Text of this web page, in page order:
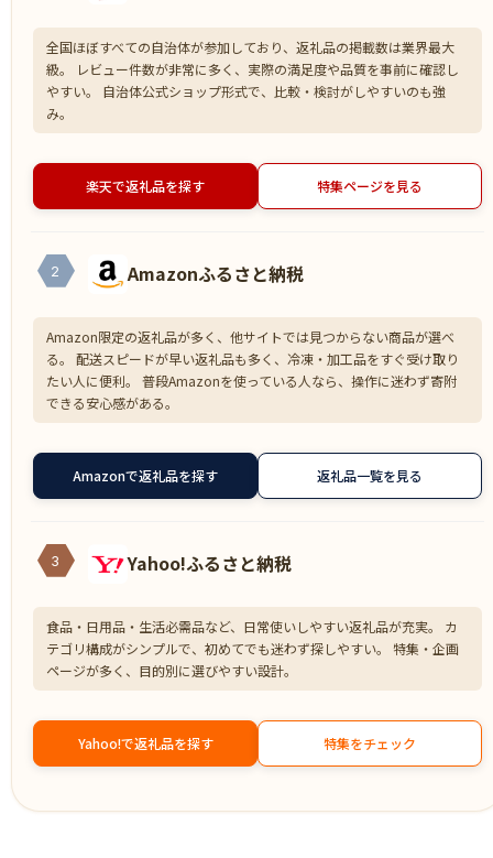
全国ほぼすべての自治体が参加しており、返礼品の掲載数は業界最大
級。 レビュー件数が非常に多く、実際の満足度や品質を事前に確認し
やすい。 自治体公式ショップ形式で、比較・検討がしやすいのも強
み。
楽天で返礼品を探す 特集ページを見る
2 Amazonふるさと納税
Amazon限定の返礼品が多く、他サイトでは見つからない商品が選べ
る。 配送スピードが早い返礼品も多く、冷凍・加工品をすぐ受け取り
たい人に便利。 普段Amazonを使っている人なら、操作に迷わず寄附
できる安心感がある。
Amazonで返礼品を探す 返礼品一覧を見る
3 Yahoo!ふるさと納税
食品・日用品・生活必需品など、日常使いしやすい返礼品が充実。 カ
テゴリ構成がシンプルで、初めてでも迷わず探しやすい。 特集・企画
ページが多く、目的別に選びやすい設計。
Yahoo!で返礼品を探す 特集をチェック